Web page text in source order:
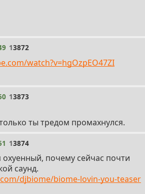
13872
watch?v=hgOzpEO47ZI
13873
ты тредом промахнулся.
13874
почему сейчас почти
саунд.
djbiome/biome-lovin-you-teaser